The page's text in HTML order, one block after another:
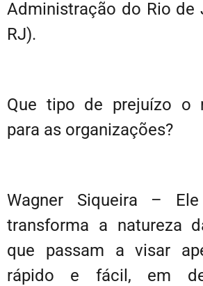
Administração do Rio de
RJ).
Que tipo de prejuízo o
para as organizações?
Wagner Siqueira –
transforma a natureza
que passam a visar
rápido e fácil, em